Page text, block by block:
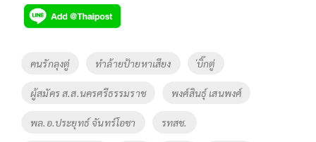
Tags
คนรักลุงตู่ ทำล้ายป้ายหาเสียง ่บิ๊กตู่
ผู้สมัคร ส.ส.นครศรีธรรมราช พงศ์สินธุ์ เสนพงศ์
พล.อ.ประยุทธ์ จันทร์โอชา รทสช.